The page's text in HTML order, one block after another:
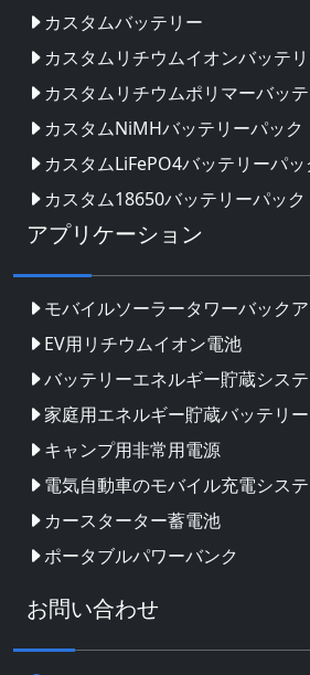
カスタムバッテリー
カスタムリチウムイオンバッテ
カスタムリチウムポリマーバッ
カスタムNiMHバッテリーパック
カスタムLiFePO4バッテリーパッ
カスタム18650バッテリーパック
アプリケーション
モバイルソーラータワーバック
EV用リチウムイオン電池
バッテリーエネルギー貯蔵シス
家庭用エネルギー貯蔵バッテリー
キャンプ用非常用電源
電気自動車のモバイル充電シス
カースターター蓄電池
ポータブルパワーバンク
お問い合わせ